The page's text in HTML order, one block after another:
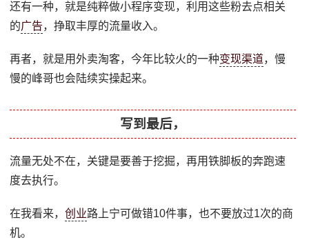
还有一种，就是纯粹做小程序变现，利用这些粉去点相关
的广告，挣取丰厚的流量收入。
再者，就是用外卖淘客，今年比较火的一种变现渠道，慢
慢的峰哥也会陆续实操起来。
写到最后，
流量无处不在，关键是要善于挖掘，再用铁脚板的奔跑速
度去执行。
在我看来，创业路上宁可做错10件事，也不要放过1次的商
机。